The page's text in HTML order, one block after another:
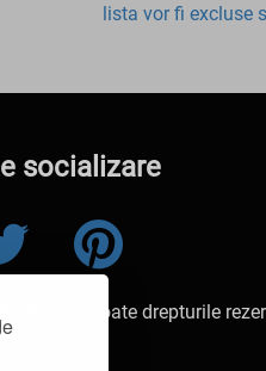
lista vor fi excluse
socializare
klorii.ro. Toate drepturile